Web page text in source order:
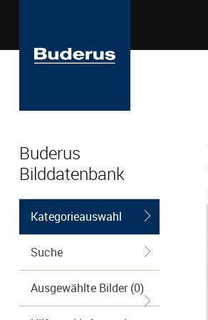
Buderus
Bilddatenbank
Kategorieauswahl
Suche
Ausgewählte Bilder (0)